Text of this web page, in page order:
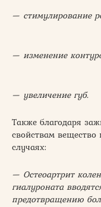
— стимулирование
— изменение
— увеличение губ.
Также благодаря
свойствам
случаях:
— Остеоартрит
гиалуроната
предотвращению